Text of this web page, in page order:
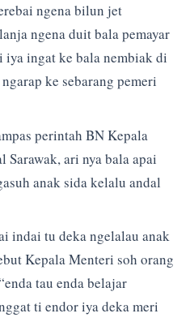
ngena bilun jet
ngena duit bala pemayar
iya ingat ke bala nembiak di
ke sebarang pemeri
perintah BN Kepala
Sarawak, ari nya bala apai
anak sida kelalu andal
indai tu deka ngelalau anak
Kepala Menteri soh orang
tau enda belajar
ti endor iya deka meri